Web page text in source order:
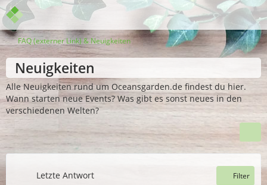
FAQ (externer Link) & Neuigkeiten
Neuigkeiten
Alle Neuigkeiten rund um Oceansgarden.de findest du hier.
Wann starten neue Events? Was gibt es sonst neues in den
verschiedenen Welten?
Letzte Antwort Filter